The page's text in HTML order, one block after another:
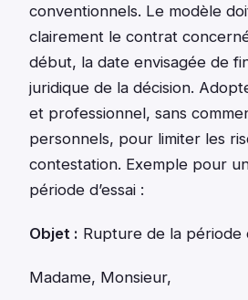
conventionnels. Le modèle
clairement le contrat
début, la date envisagée de
juridique de la décision.
et professionnel, sans
personnels, pour limiter les
contestation. Exemple pour
période d’essai :
Objet : Rupture de la période
Madame, Monsieur,